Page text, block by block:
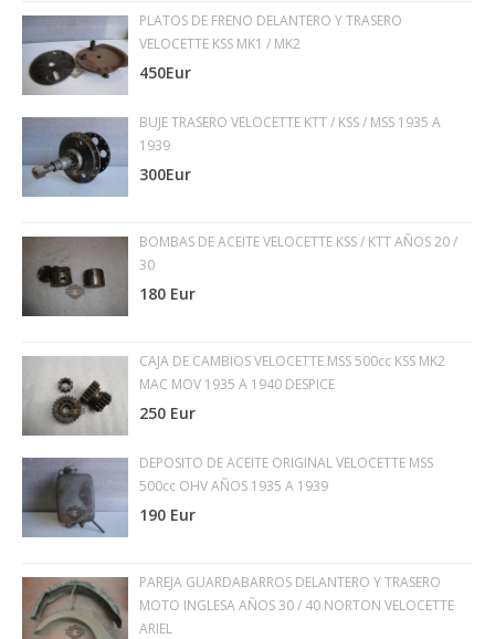
PLATOS DE FRENO DELANTERO Y TRASERO
VELOCETTE KSS MK1 / MK2
450Eur
BUJE TRASERO VELOCETTE KTT / KSS / MSS 1935 A
1939
300Eur
BOMBAS DE ACEITE VELOCETTE KSS / KTT AÑOS 20 /
30
180 Eur
CAJA DE CAMBIOS VELOCETTE MSS 500cc KSS MK2
MAC MOV 1935 A 1940 DESPICE
250 Eur
DEPOSITO DE ACEITE ORIGINAL VELOCETTE MSS
500cc OHV AÑOS 1935 A 1939
190 Eur
PAREJA GUARDABARROS DELANTERO Y TRASERO
MOTO INGLESA AÑOS 30 / 40 NORTON VELOCETTE
ARIEL